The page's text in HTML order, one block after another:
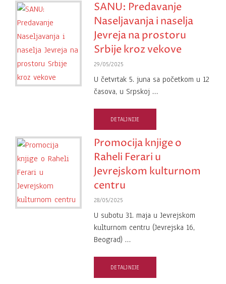
SANU: Predavanje
Naseljavanja i naselja
Jevreja na prostoru
Srbije kroz vekove
29/05/2025
U četvrtak 5. juna sa početkom u 12
časova, u Srpskoj …
DETALJNIJE
Promocija knjige o
Raheli Ferari u
Jevrejskom kulturnom
centru
28/05/2025
U subotu 31. maja u Jevrejskom
kulturnom centru (Jevrejska 16,
Beograd) …
DETALJNIJE